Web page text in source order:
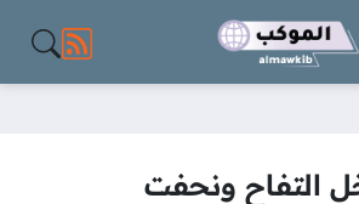
مواقع
التفاح ونحفت